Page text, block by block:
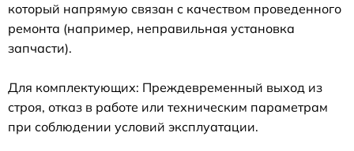
который напрямую связан с качеством проведенного
ремонта (например, неправильная установка
запчасти).
Для комплектующих: Преждевременный выход из
строя, отказ в работе или техническим параметрам
при соблюдении условий эксплуатации.